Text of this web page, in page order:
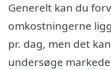
Generelt kan du
omkostningerne
pr. dag, men det
undersøge